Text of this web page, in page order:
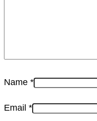
Name *
Email *